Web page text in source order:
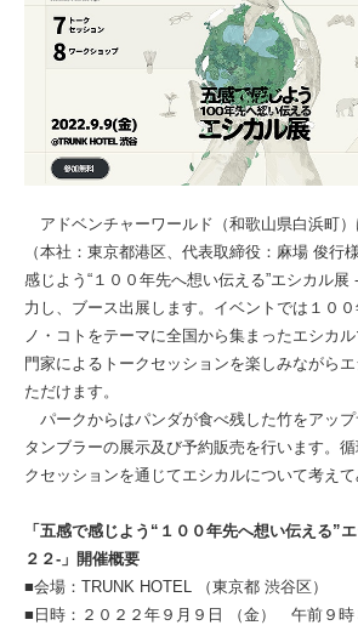
アドベンチャーワールド（和歌山県白浜町
（本社：東京都港区、代表取締役：麻場 俊行
感じよう“１００年先へ想い伝える”エシカル
力し、ブース出展します。イベントでは１０
ノ・コトをテーマに全国から集まったエシカ
門家によるトークセッションを楽しみながら
ただけます。
パークからはパンダが食べ残した竹をアッ
タンブラーの展示及び予約販売を行います。
クセッションを通じてエシカルについて考えて
「五感で感じよう“１００年先へ想い伝える”
２２-」開催概要
■会場：TRUNK HOTEL （東京都 渋谷区）
■日時：２０２２年９月９日 （金） 午前９時